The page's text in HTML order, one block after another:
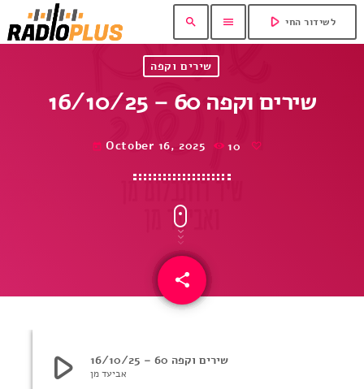
search menu play_arrow לשידור החי
שירים וקפה
שירים וקפה 60 – 16/10/25
today October 16, 2025 10
share
email
play_arrow שירים וקפה 60 – 16/10/25
אביעד מן